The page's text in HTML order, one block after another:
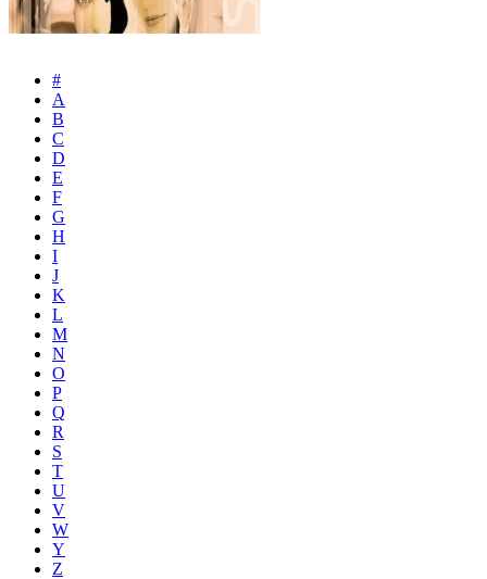
#
A
B
C
D
E
F
G
H
I
J
K
L
M
N
O
P
Q
R
S
T
U
V
W
Y
Z